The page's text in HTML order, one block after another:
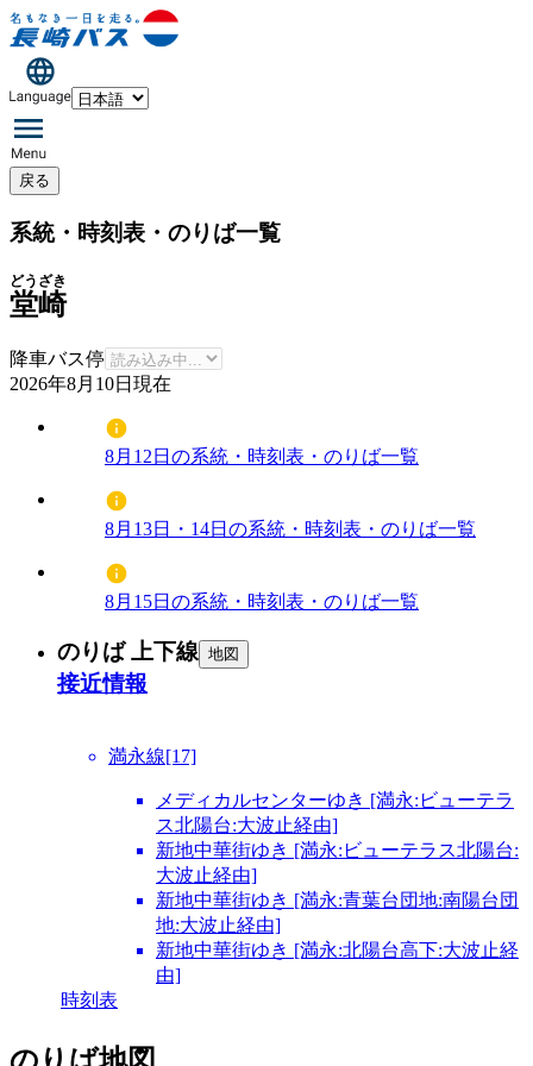
戻る
系統・時刻表・のりば一覧
堂崎
どうざき
降車バス停
2026年8月10日 現在
8月12日の系統・時刻表・のりば一覧
8月13日・14日の系統・時刻表・のりば一覧
8月15日の系統・時刻表・のりば一覧
のりば 上下線 地図
接近情報
満永線[17]
メディカルセンターゆき [満永:ビューテラ
ス北陽台:大波止経由]
新地中華街ゆき [満永:ビューテラス北陽台:
大波止経由]
新地中華街ゆき [満永:青葉台団地:南陽台団
地:大波止経由]
新地中華街ゆき [満永:北陽台高下:大波止経
由]
時刻表